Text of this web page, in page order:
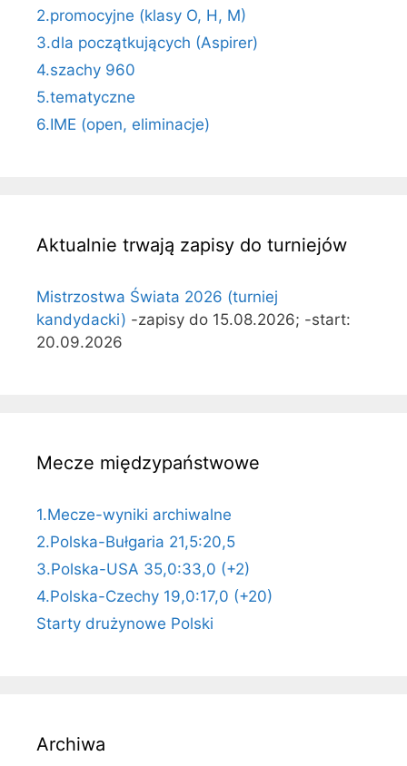
2.promocyjne (klasy O, H, M)
3.dla początkujących (Aspirer)
4.szachy 960
5.tematyczne
6.IME (open, eliminacje)
Aktualnie trwają zapisy do turniejów
Mistrzostwa Świata 2026 (turniej
kandydacki) -zapisy do 15.08.2026; -start:
20.09.2026
Mecze międzypaństwowe
1.Mecze-wyniki archiwalne
2.Polska-Bułgaria 21,5:20,5
3.Polska-USA 35,0:33,0 (+2)
4.Polska-Czechy 19,0:17,0 (+20)
Starty drużynowe Polski
Archiwa